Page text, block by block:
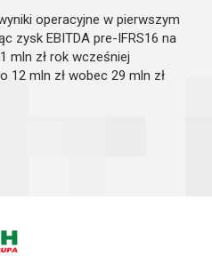
operacyjne w pierwszym
zysk EBITDA pre-IFRS16 na
mln zł rok wcześniej
12 mln zł wobec 29 mln zł
efektem konsekwentnie
stabilności operacyjnej.
w ramach strategii